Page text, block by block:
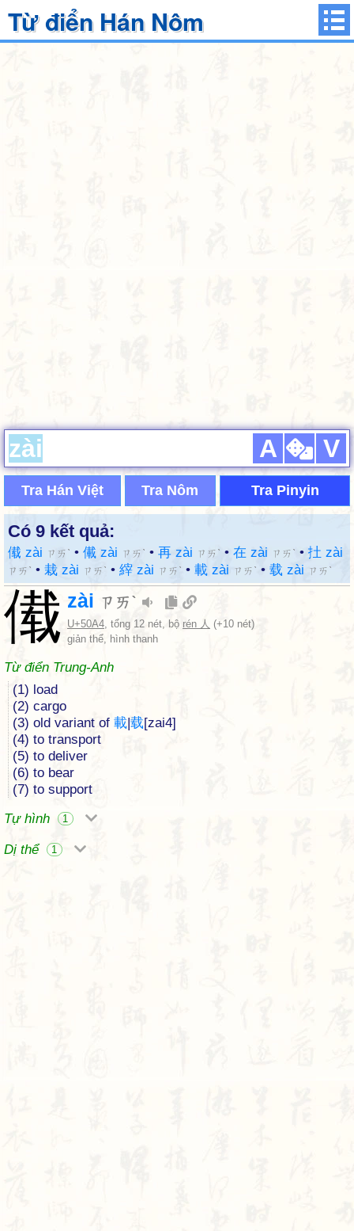
Từ điển Hán Nôm
A V
Tra Hán Việt Tra Nôm Tra Pinyin
Có 9 kết quả:
傤 zài ㄗㄞˋ • 儎 zài ㄗㄞˋ • 再 zài ㄗㄞˋ • 在 zài ㄗㄞˋ • 扗 zài
ㄗㄞˋ • 栽 zài ㄗㄞˋ • 縡 zài ㄗㄞˋ • 載 zài ㄗㄞˋ • 载 zài ㄗㄞˋ
傤 zài ㄗㄞˋ
U+50A4, tổng 12 nét, bộ rén 人 (+10 nét)
giản thể, hình thanh
Từ điển Trung-Anh
(1) load
(2) cargo
(3) old variant of 載|载[zai4]
(4) to transport
(5) to deliver
(6) to bear
(7) to support
Tự hình
1
Dị thể 1